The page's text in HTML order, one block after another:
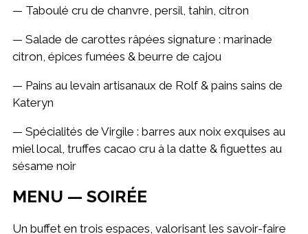
— Taboulé cru de chanvre, persil, tahin, citron
— Salade de carottes râpées signature : marinade
citron, épices fumées & beurre de cajou
— Pains au levain artisanaux de Rolf & pains sains de
Kateryn
— Spécialités de Virgile : barres aux noix exquises au
miel local, truffes cacao cru à la datte & figuettes au
sésame noir
MENU — SOIRÉE
Un buffet en trois espaces, valorisant les savoir-faire